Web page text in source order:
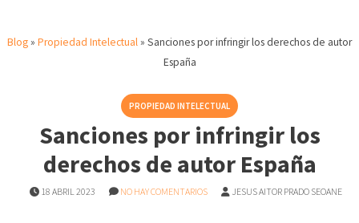
Blog» Propiedad Intelectual» Sanciones por infringir los derechos de autor
España
PROPIEDAD INTELECTUAL
Sanciones por infringir los
derechos de autor España
18 ABRIL 2023 NO HAY COMENTARIOS JESUS AITOR PRADO SEOANE